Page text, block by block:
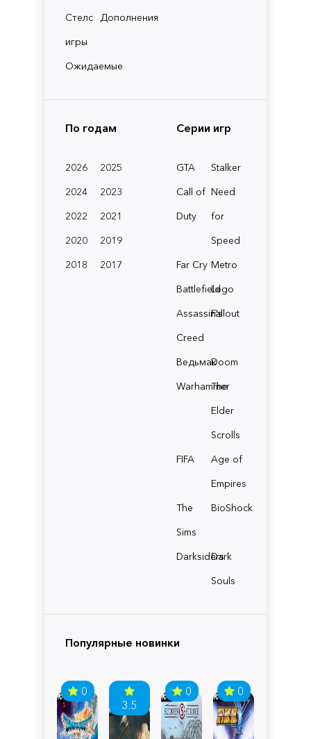
Стелс
игры
Дополнения
Ожидаемые
По годам
2026
2025
2024
2023
2022
2021
2020
2019
2018
2017
Серии игр
GTA
Stalker
Call of
Duty
Need
for
Speed
Far Cry Metro
BattlefieldLego
Assassin's
Creed
Fallout
ВедьмакDoom
Warhammer
The
Elder
Scrolls
FIFA
Age of
Empires
The
Sims
BioShock
Darksiders
Dark
Souls
Популярные новинки
0
3.5
0 0